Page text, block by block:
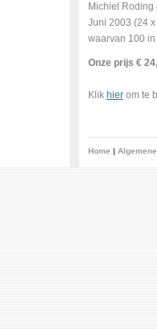
Michiel Roding
Juni 2003 (24
waarvan 100
Onze prijs €
Klik hierom te
Home |